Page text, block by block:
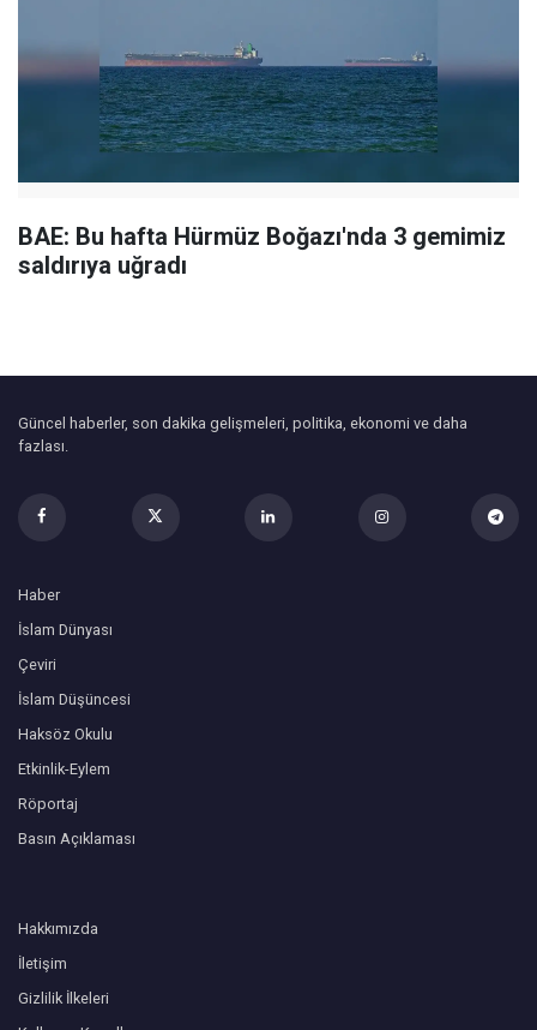
BAE: Bu hafta Hürmüz Boğazı'nda 3 gemimiz
saldırıya uğradı
Güncel haberler, son dakika gelişmeleri, politika, ekonomi ve daha
fazlası.
Haber
İslam Dünyası
Çeviri
İslam Düşüncesi
Haksöz Okulu
Etkinlik-Eylem
Röportaj
Basın Açıklaması
Hakkımızda
İletişim
Gizlilik İlkeleri